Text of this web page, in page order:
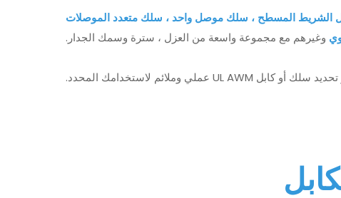
الشريط المسطح ، سلك موصل واحد ، سلك متعدد الموصلات
وغيرهم مع مجموعة واسعة من العزل ، سترة وسمك الجدار.